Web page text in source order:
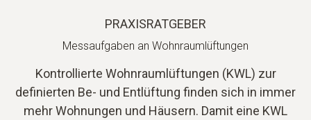
PRAXISRATGEBER
Messaufgaben an Wohnraumlüftungen
Kontrollierte Wohnraumlüftungen (KWL) zur
definierten Be- und Entlüftung finden sich in immer
mehr Wohnungen und Häusern. Damit eine KWL